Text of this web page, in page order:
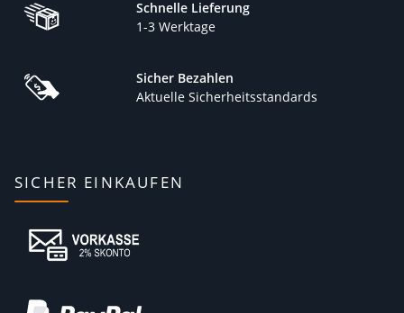
Schnelle Lieferung
1-3 Werktage
Sicher Bezahlen
Aktuelle Sicherheitsstandards
SICHER EINKAUFEN